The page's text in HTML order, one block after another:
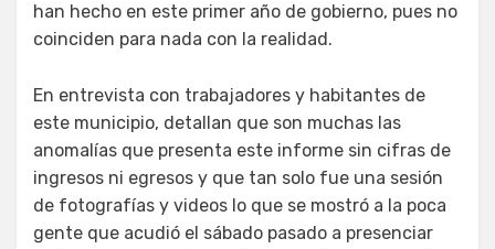
han hecho en este primer año de gobierno, pues no
coinciden para nada con la realidad.
En entrevista con trabajadores y habitantes de
este municipio, detallan que son muchas las
anomalías que presenta este informe sin cifras de
ingresos ni egresos y que tan solo fue una sesión
de fotografías y videos lo que se mostró a la poca
gente que acudió el sábado pasado a presenciar